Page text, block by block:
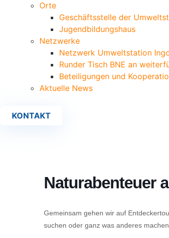
Orte
Geschäftsstelle der
Jugendbildungshaus
Netzwerke
Netzwerk Umweltstation
Runder Tisch BNE an
Beteiligungen und
Aktuelle News
KONTAKT
Naturabenteuer
Gemeinsam gehen wir auf
suchen oder ganz was anderes